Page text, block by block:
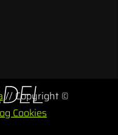
// Copyright ©
Cookies